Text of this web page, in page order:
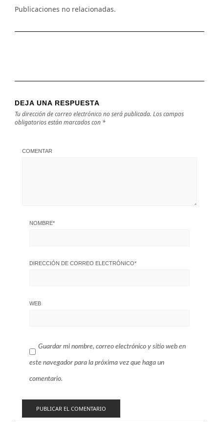
Publicaciones no relacionadas.
DEJA UNA RESPUESTA
Tu dirección de correo electrónico no será publicada. Los campos
obligatorios están marcados con *
COMENTAR
NOMBRE*
DIRECCIÓN DE CORREO ELECTRÓNICO*
WEB
Guardar mi nombre, correo electrónico y sitio web en
este navegador para la próxima vez que haga un
comentario.